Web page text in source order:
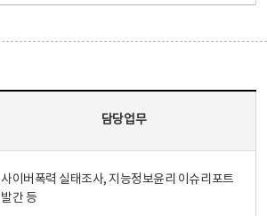
담당업무
사이버폭력 실태조사, 지능정보윤리 이슈리포트
발간 등